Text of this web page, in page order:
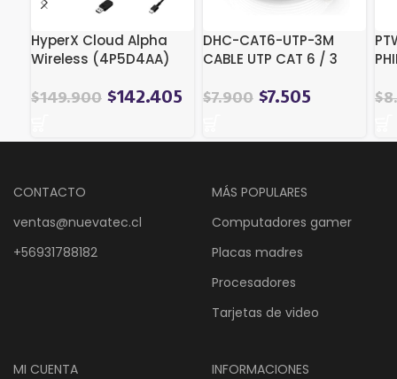
HyperX Cloud Alpha
Wireless (4P5D4AA)
$149.900 $142.405
DHC-CAT6-UTP-3M
CABLE UTP CAT 6 / 3
$7.900 $7.505 $
CONTACTO
ventas@nuevatec.cl
+56931788182
MÁS POPULARES
Computadores gamer
Placas madres
Procesadores
Tarjetas de video
MI CUENTA
INFORMACIONES